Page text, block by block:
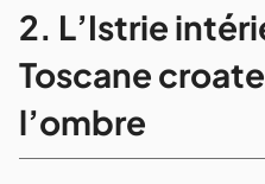
Massif du
La "Patagonie
Premuzic
2. L’Istrie
Toscane
l’ombre